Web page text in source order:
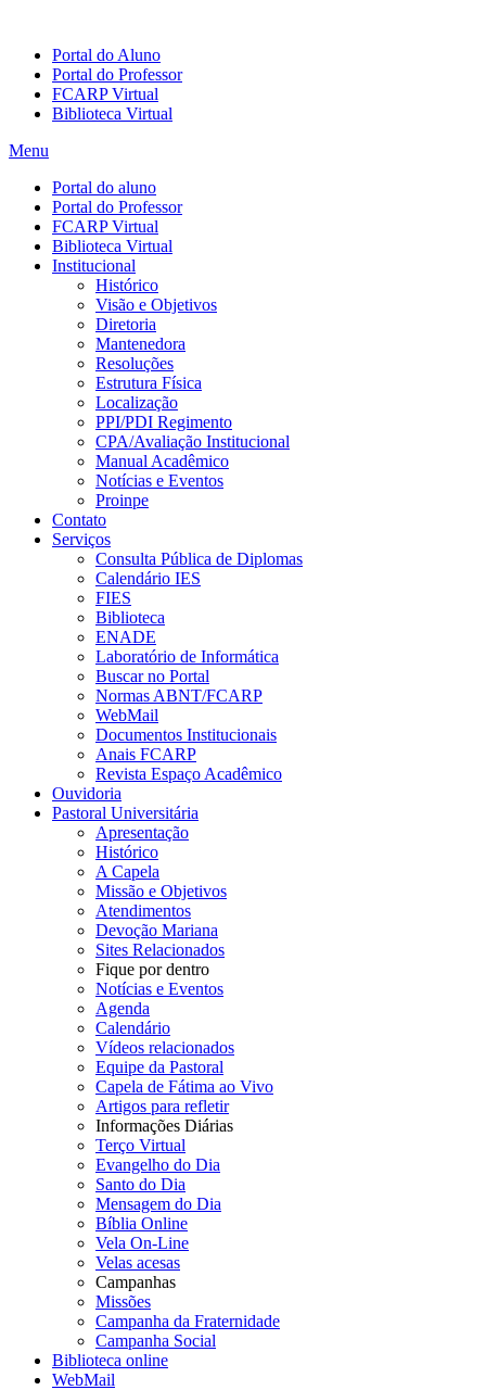
Portal do Aluno
Portal do Professor
FCARP Virtual
Biblioteca Virtual
Menu
Portal do aluno
Portal do Professor
FCARP Virtual
Biblioteca Virtual
Institucional
Histórico
Visão e Objetivos
Diretoria
Mantenedora
Resoluções
Estrutura Física
Localização
PPI/PDI Regimento
CPA/Avaliação Institucional
Manual Acadêmico
Notícias e Eventos
Proinpe
Contato
Serviços
Consulta Pública de Diplomas
Calendário IES
FIES
Biblioteca
ENADE
Laboratório de Informática
Buscar no Portal
Normas ABNT/FCARP
WebMail
Documentos Institucionais
Anais FCARP
Revista Espaço Acadêmico
Ouvidoria
Pastoral Universitária
Apresentação
Histórico
A Capela
Missão e Objetivos
Atendimentos
Devoção Mariana
Sites Relacionados
Fique por dentro
Notícias e Eventos
Agenda
Calendário
Vídeos relacionados
Equipe da Pastoral
Capela de Fátima ao Vivo
Artigos para refletir
Informações Diárias
Terço Virtual
Evangelho do Dia
Santo do Dia
Mensagem do Dia
Bíblia Online
Vela On-Line
Velas acesas
Campanhas
Missões
Campanha da Fraternidade
Campanha Social
Biblioteca online
WebMail